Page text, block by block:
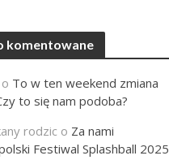
komentowane
o To w ten weekend zmiana
to się nam podoba?
rodzic o Za nami
Festiwal Splashball 2025